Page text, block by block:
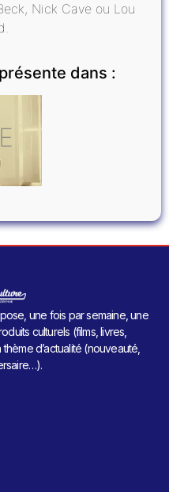
Nick Cave ou Lou
dans :
une fois par semaine, une
culturels (films, livres,
d’actualité (nouveauté,